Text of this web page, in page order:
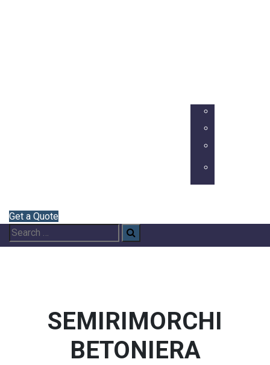
Get a Quote
Search
for:
Search
SEMIRIMORCHI
BETONIERA